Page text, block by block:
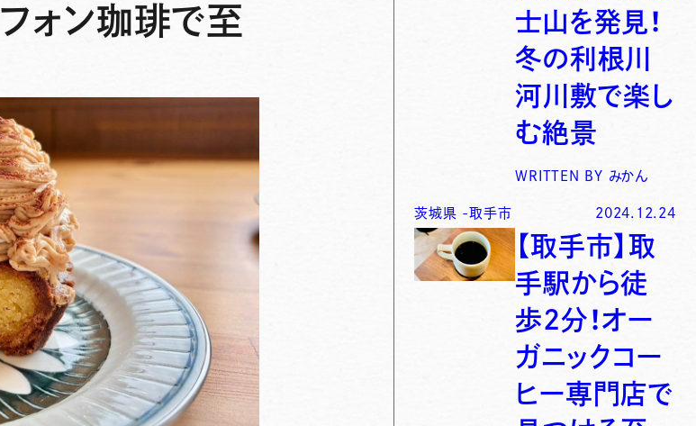
ォン珈琲で至
士山を発見！
冬の利根川
河川敷で楽し
む絶景
WRITTEN BY みかん
茨城県 - 取手市 2024.12.24
【取手市】取
手駅から徒
歩2分！オー
ガニックコー
ヒー専門店で